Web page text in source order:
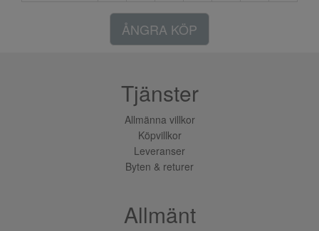
ÅNGRA KÖP
Tjänster
Allmänna villkor
Köpvillkor
Leveranser
Byten & returer
Allmänt